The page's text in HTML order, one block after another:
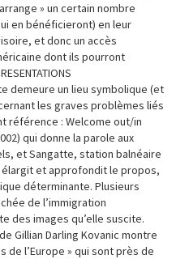
» un certain nombre
en bénéficieront) en leur
et donc un accès
dont ils pourront
demeure un lieu symbolique (et
les graves problèmes liés
référence : Welcome out/in
qui donne la parole aux
et Sangatte, station balnéaire
élargit et approfondit le propos,
déterminante. Plusieurs
de l’immigration
des images qu’elle suscite.
Gillian Darling Kovanic montre
de l’Europe » qui sont près de